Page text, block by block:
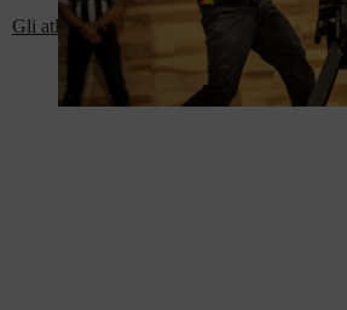
Gli atleti italiani